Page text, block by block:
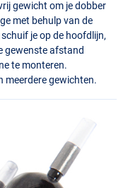
gewicht om je dobber
met behulp van de
je op de hoofdlijn,
gewenste afstand
te monteren.
meerdere gewichten.